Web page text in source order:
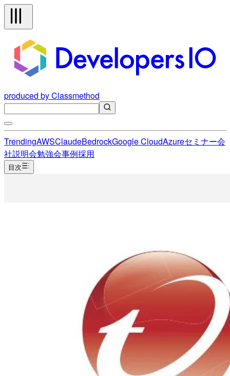
produced by Classmethod
TrendingAWSClaudeBedrockGoogle CloudAzureセミナー会
社説明会勉強会事例採用
目次